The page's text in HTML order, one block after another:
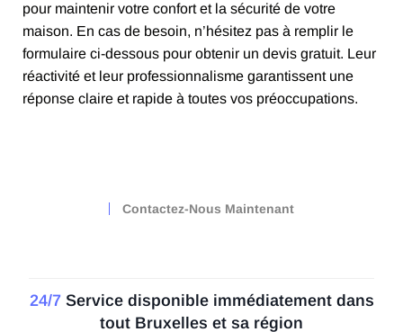
pour maintenir votre confort et la sécurité de votre
maison. En cas de besoin, n’hésitez pas à remplir le
formulaire ci-dessous pour obtenir un devis gratuit. Leur
réactivité et leur professionnalisme garantissent une
réponse claire et rapide à toutes vos préoccupations.
Contactez-Nous Maintenant
24/7 Service disponible immédiatement dans
tout Bruxelles et sa région